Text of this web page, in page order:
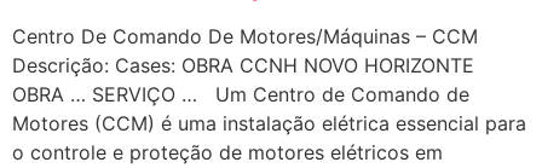
Centro De Comando De Motores/Máquinas – CCM
Descrição: Cases: OBRA CCNH NOVO HORIZONTE
OBRA … SERVIÇO … Um Centro de Comando de
Motores (CCM) é uma instalação elétrica essencial para
o controle e proteção de motores elétricos em